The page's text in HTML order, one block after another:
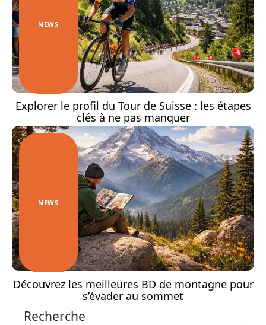
NEWS
Explorer le profil du Tour de Suisse : les étapes
clés à ne pas manquer
NEWS
Découvrez les meilleures BD de montagne pour
s’évader au sommet
Recherche